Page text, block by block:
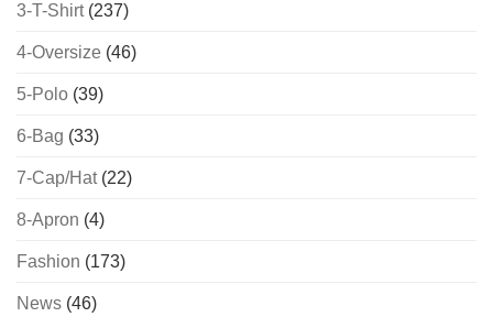
3-T-Shirt(237)
4-Oversize (46)
5-Polo (39)
6-Bag (33)
7-Cap/Hat(22)
8-Apron (4)
Fashion (173)
News (46)